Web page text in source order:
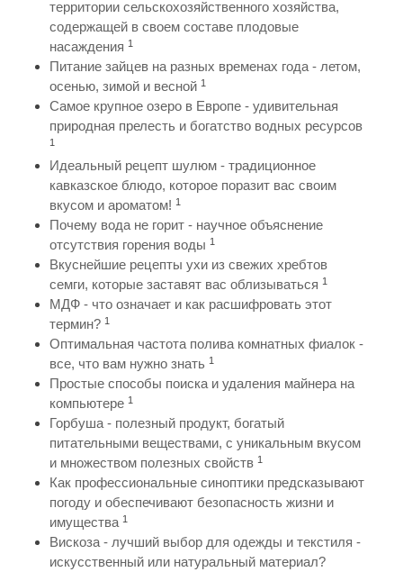
территории сельскохозяйственного хозяйства,
содержащей в своем составе плодовые
насаждения 1
Питание зайцев на разных временах года - летом,
осенью, зимой и весной 1
Самое крупное озеро в Европе - удивительная
природная прелесть и богатство водных ресурсов
1
Идеальный рецепт шулюм - традиционное
кавказское блюдо, которое поразит вас своим
вкусом и ароматом! 1
Почему вода не горит - научное объяснение
отсутствия горения воды 1
Вкуснейшие рецепты ухи из свежих хребтов
семги, которые заставят вас облизываться 1
МДФ - что означает и как расшифровать этот
термин? 1
Оптимальная частота полива комнатных фиалок -
все, что вам нужно знать 1
Простые способы поиска и удаления майнера на
компьютере 1
Горбуша - полезный продукт, богатый
питательными веществами, с уникальным вкусом
и множеством полезных свойств 1
Как профессиональные синоптики предсказывают
погоду и обеспечивают безопасность жизни и
имущества 1
Вискоза - лучший выбор для одежды и текстиля -
искусственный или натуральный материал?